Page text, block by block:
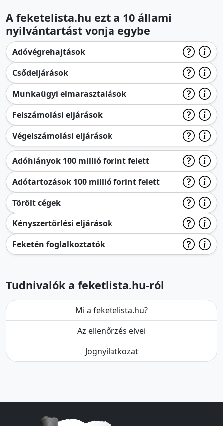
A feketelista.hu ezt a 10 állami
nyilvántartást vonja egybe
Adóvégrehajtások
Csődeljárások
Munkaügyi elmarasztalások
Felszámolási eljárások
Végelszámolási eljárások
Adóhiányok 100 millió forint felett
Adótartozások 100 millió forint felett
Törölt cégek
Kényszertörlési eljárások
Feketén foglalkoztatók
Tudnivalók a feketlista.hu-ról
Mi a feketelista.hu?
Az ellenőrzés elvei
Jognyilatkozat